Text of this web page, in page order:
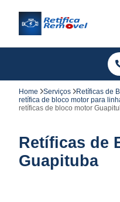
Home Serviços
Retíficas de
retífica de bloco motor para
retíficas de bloco motor
Retíficas de
Guapituba